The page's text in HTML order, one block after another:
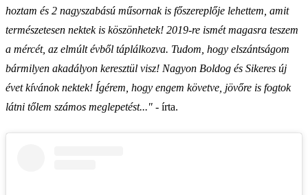
hoztam és 2 nagyszabású műsornak is főszereplője lehettem, amit
természetesen nektek is köszönhetek! 2019-re ismét magasra teszem
a mércét, az elmúlt évből táplálkozva. Tudom, hogy elszántságom
bármilyen akadályon keresztül visz! Nagyon Boldog és Sikeres új
évet kívánok nektek! Ígérem, hogy engem követve, jövőre is fogtok
látni tőlem számos meglepetést..." - írta.